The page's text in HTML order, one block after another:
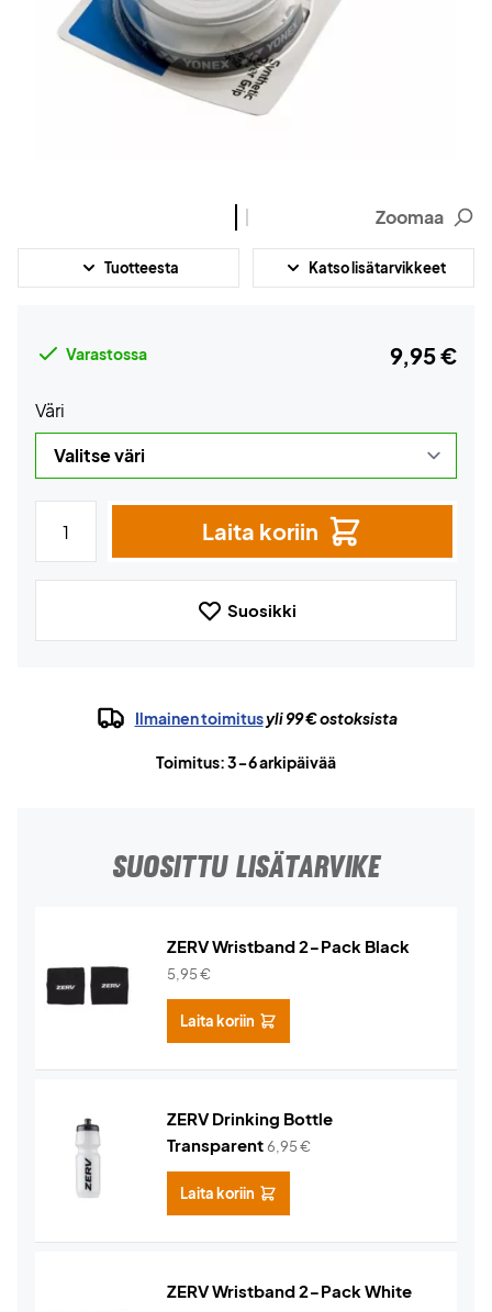
Zoomaa
Tuotteesta Katso lisätarvikkeet
Varastossa 9,95 €
Väri
Laita koriin
Suosikki
Ilmainen toimitusyli 99 € ostoksista
Toimitus: 3-6 arkipäivää
SUOSITTU LISÄTARVIKE
ZERV Wristband 2-Pack Black
5,95€
Laita koriin
ZERV Drinking Bottle
Transparent6,95€
Laita koriin
ZERV Wristband 2-Pack White